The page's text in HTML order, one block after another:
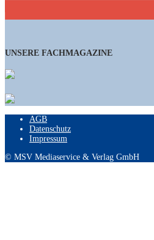
UNSERE FACHMAGAZINE
AGB
Datenschutz
Impressum
© MSV Mediaservice & Verlag GmbH